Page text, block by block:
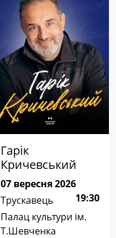
Гарік
Кричевський
07 вересня 2026
19:30
Трускавець
Палац культури ім.
Т.Шевченка